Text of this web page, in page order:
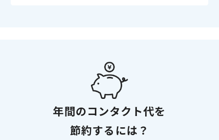
年間のコンタクト代を
節約するには？